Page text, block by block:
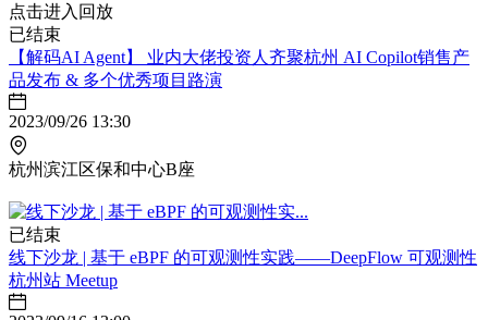
点击进入回放
已结束
【解码AI Agent】 业内大佬投资人齐聚杭州 AI Copilot销售产
品发布 & 多个优秀项目路演
2023/09/26 13:30
杭州滨江区保和中心B座
已结束
线下沙龙 | 基于 eBPF 的可观测性实践——DeepFlow 可观测性
杭州站 Meetup